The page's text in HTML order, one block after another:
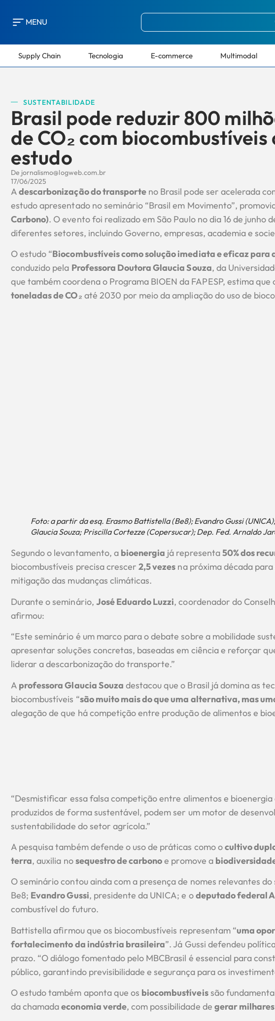
MENU
Supply Chain Tecnologia E-commerce Multimodal
SUSTENTABILIDADE
Brasil pode reduzir 800
de CO₂ com
estudo
De jornalismo@logweb.com.br
17/06/2025
Adescarbonização do transporte no Brasil pode ser acelerada
estudo apresentado no seminário “Brasil em Movimento”,
Carbono). O evento foi realizado em São Paulo no dia 16 de junho
diferentes setores, incluindo Governo, empresas, academia e
O estudo “Biocombustíveis como solução imediata e eficaz
conduzido pela Professora Doutora Glaucia Souza, da
que também coordena o Programa BIOEN da FAPESP, estima
toneladas de CO₂ até 2030 por meio da ampliação do uso de
Foto: a partir da esq. Erasmo Battistella (Be8); Evandro Gussi
Glaucia Souza; Priscilla Cortezze (Copersucar); Dep. Fed. Arnaldo
Segundo o levantamento, a bioenergia já representa50% dos
biocombustíveis precisa crescer2,5 vezes na próxima década
mitigação das mudanças climáticas.
Durante o seminário, José Eduardo Luzzi, coordenador do
afirmou:
“Este seminário é um marco para o debate sobre a mobilidade
apresentar soluções concretas, baseadas em ciência e reforçar
liderar a descarbonização do transporte.”
A professora Glaucia Souza destacou que o Brasil já domina as
biocombustíveis “são muito mais do que uma alternativa, mas
alegação de que há competição entre produção de alimentos e
“Desmistificar essa falsa competição entre alimentos e
produzidos de forma sustentável, podem ser um motor de
sustentabilidade do setor agrícola.”
A pesquisa também defende o uso de práticas como ocultivo
terra, auxilia nosequestro de carbonoe promove a
O seminário contou ainda com a presença de nomes relevantes
Be8; Evandro Gussi, presidente da UNICA; e odeputado federal
combustível do futuro.
Battistella afirmou que os biocombustíveis representam “uma
fortalecimento da indústria brasileira”. Já Gussi defendeu
prazo. “O diálogo fomentado pelo MBCBrasil é essencial para
público, garantindo previsibilidade e segurança para os
O estudo também aponta que os biocombustíveissão
da chamadaeconomia verde, com possibilidade de gerar